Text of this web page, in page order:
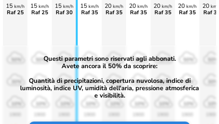
15 km/h
Raf 25
15 km/h
Raf 25
15 km/h
Raf 30
15 km/h
Raf 35
20 km/h
Raf 35
20 km/h
Raf 35
20 km/h
Raf 35
20 km/h
Raf 35
20
Raf
50%
30%
10%
50%
30%
50%
30%
10%
50%
30%
50%
30%
10%
50%
30%
50%
30%
10%
Questi parametri sono riservati agli abbonati.
Avete ancora il 50% da scoprire:
Quantità di precipitazioni, copertura nuvolosa, indice di
luminosità, indice UV, umidità dell'aria, pressione atmosferica
e visibilità.